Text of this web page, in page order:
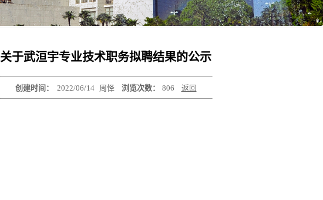
关于武洹宇专业技术职务拟聘结果的公示
创建时间： 2022/06/14 周怿 浏览次数： 806 返回